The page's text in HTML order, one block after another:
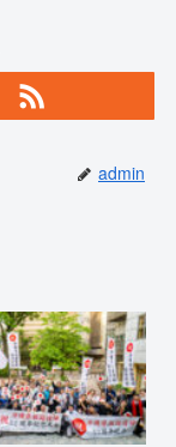
admin